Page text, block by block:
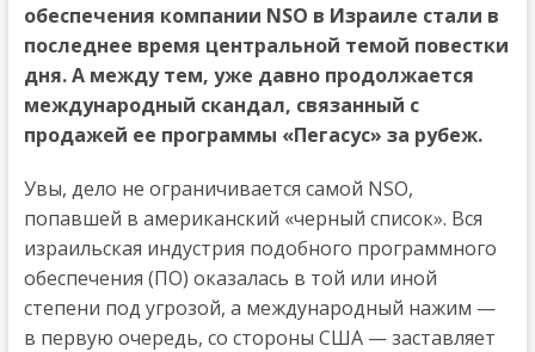
обеспечения компании NSO в Израиле стали в
последнее время центральной темой повестки
дня. А между тем, уже давно продолжается
международный скандал, связанный с
продажей ее программы «Пегасус» за рубеж.
Увы, дело не ограничивается самой NSO,
попавшей в американский «черный список». Вся
израильская индустрия подобного программного
обеспечения (ПО) оказалась в той или иной
степени под угрозой, а международный нажим —
в первую очередь, со стороны США — заставляет